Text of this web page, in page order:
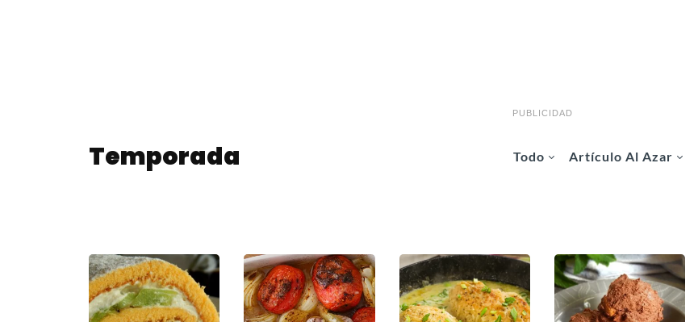
PUBLICIDAD
Todo Artículo Al Azar
Temporada